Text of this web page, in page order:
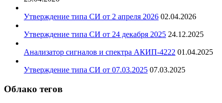
Утверждение типа СИ от 2 апреля 2026 02.04.2026
Утверждение типа СИ от 24 декабря 2025 24.12.2025
Анализатор сигналов и спектра АКИП-4222 01.04.2025
Утверждение типа СИ от 07.03.2025 07.03.2025
Облако тегов